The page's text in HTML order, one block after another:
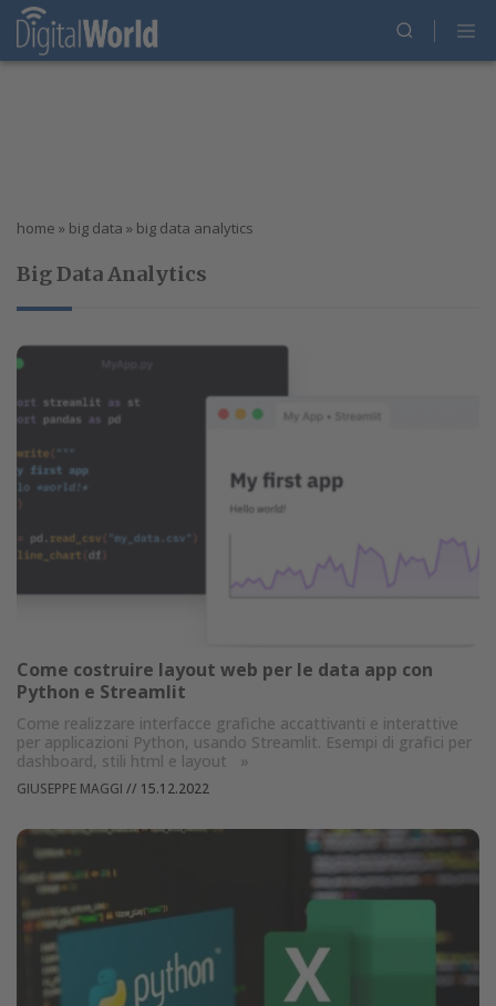
home » big data » big data analytics
Big Data Analytics
Come costruire layout web per le data app con
Python e Streamlit
Come realizzare interfacce grafiche accattivanti e interattive
per applicazioni Python, usando Streamlit. Esempi di grafici per
dashboard, stili html e layout
»
GIUSEPPE MAGGI // 15.12.2022